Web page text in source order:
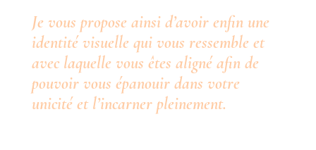
Je vous propose ainsi d’avoir enfin une
identité visuelle qui vous ressemble et
avec laquelle vous êtes aligné afin de
pouvoir vous épanouir dans votre
unicité et l’incarner pleinement.